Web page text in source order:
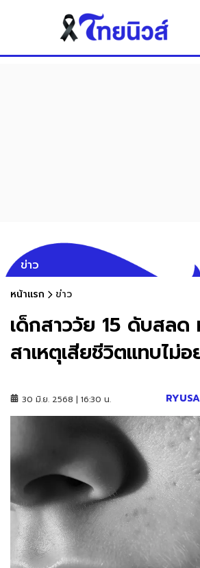
ข่าว
หน้าแรก ข่าว
เด็กสาววัย 15 ดับสล
สาเหตุเสียชีวิตแทบไม่อ
30 มิ.ย. 2568 | 16:30 น.